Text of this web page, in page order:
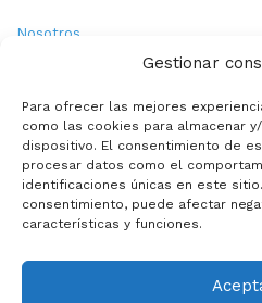
Gestionar
Para ofrecer las mejores
como las cookies para almacenar
dispositivo. El consentimiento de
procesar datos como el
identificaciones únicas en este
consentimiento, puede afectar
características y funciones.
Nosotros
Política de Cookies
Contacto